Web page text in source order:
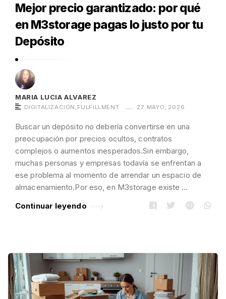
Mejor precio garantizado: por qué
en M3storage pagas lo justo por tu
Depósito
MARIA LUCIA ALVAREZ
DIGITALIZACIÓN , FULFILLMENT 27 MAYO, 2026
Buscar un depósito no debería convertirse en una
preocupación por precios ocultos, contratos
complejos o aumentos inesperados.Sin embargo,
muchas personas y empresas todavía se enfrentan a
ese problema al momento de arrendar un espacio de
almacenamiento.Por eso, en M3storage existe …
Continuar leyendo